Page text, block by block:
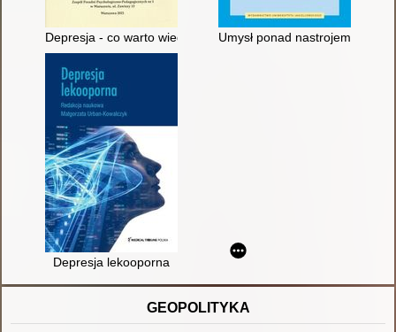
Depresja - co warto wiedzieć : poradnik dla rodziców i
Umysł ponad nastrojem :
Depresja lekooporna
GEOPOLITYKA